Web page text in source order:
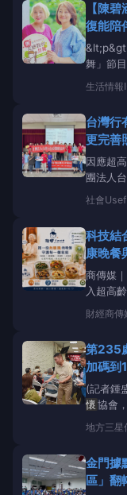
共計捐
低收入之
【陳
復能陪
舞」節
長廖欣
面對疾
障礙關
生活情報
台灣行
更完善
因應超
團法人
下，於7
北市綜
支持網
協會長
社會
科技結
康晚餐
商傳媒
入超高
成為基
雙老家
單一、
宅配晚餐
財經商傳
第235
加碼到
(記者鍾
懷協會
運作，
東錦在
市公所
步，提
地方三星
金門據
區」翻